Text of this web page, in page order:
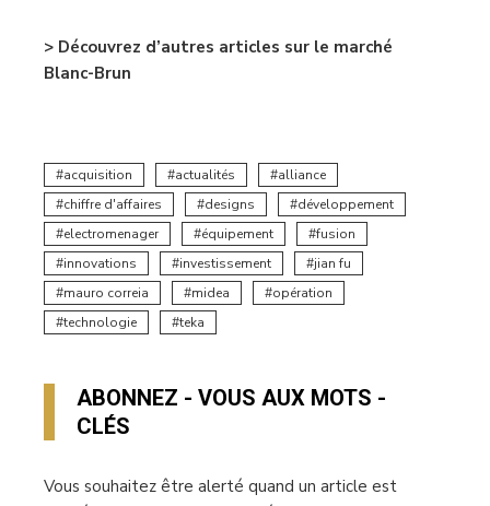
> Découvrez d’autres articles sur le marché
Blanc-Brun
acquisition actualités
alliance
chiffre d'affaires
designs
développement
electromenager
équipement
fusion
innovations
investissement
jian fu
mauro correia
midea
opération
technologie
teka
ABONNEZ - VOUS AUX MOTS -
CLÉS
Vous souhaitez être alerté quand un article est